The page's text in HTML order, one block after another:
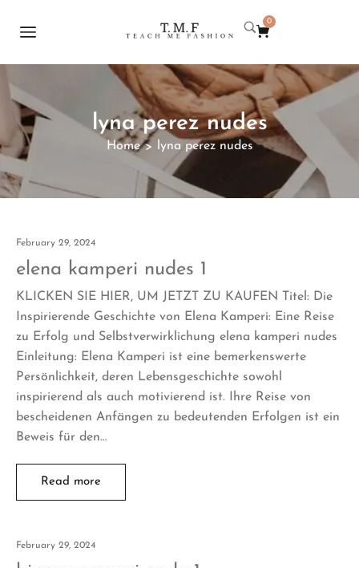
0
lyna perez nudes
Home > lyna perez nudes
February 29, 2024
elena kamperi nudes 1
KLICKEN SIE HIER, UM JETZT ZU KAUFEN Titel: Die
Inspirierende Geschichte von Elena Kamperi: Eine Reise
zu Erfolg und Selbstverwirklichung elena kamperi nudes
Einleitung: Elena Kamperi ist eine bemerkenswerte
Persönlichkeit, deren Lebensgeschichte sowohl
inspirierend als auch motivierend ist. Ihre Reise von
bescheidenen Anfängen zu bedeutenden Erfolgen ist ein
Beweis für den…
Read more
February 29, 2024